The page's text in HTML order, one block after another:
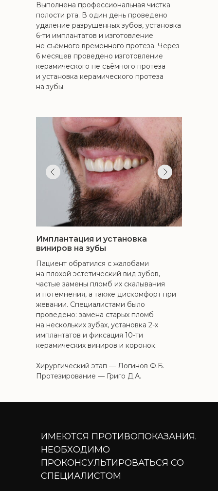
Выполнена профессиональная чистка
полости рта. В один день проведено
удаление разрушенных зубов, установка
6-ти имплантатов и изготовление
не съёмного временного протеза. Через
6 месяцев проведено изготовление
керамического не съёмного протеза
и установка керамического протеза
на зубы.
Имплантация и установка
виниров на зубы
Пациент обратился с жалобами
на плохой эстетический вид зубов,
частые замены пломб их скалывания
и потемнения, а также дискомфорт при
жевании. Специалистами было
проведено: замена старых пломб
на нескольких зубах, установка 2-х
имплантатов и фиксация 10-ти
керамических виниров и коронок.
Хирургический этап — Логинов Ф.Б.
Протезирование — Григо Д.А.
ИМЕЮТСЯ ПРОТИВОПОКАЗАНИЯ.
НЕОБХОДИМО
ПРОКОНСУЛЬТИРОВАТЬСЯ СО
СПЕЦИАЛИСТОМ